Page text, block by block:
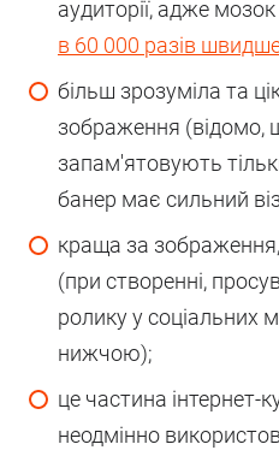
аудиторії, адже
в 60 000 разів
більш зрозуміла та
зображення (відомо,
запам'ятовують
банер має сильний
краща за
(при створенні,
ролику у соціальних
нижчою);
це частина інтернет-
неодмінно